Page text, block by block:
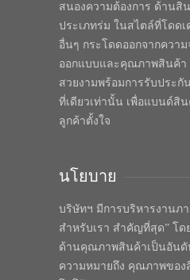
สนองความต้องการ ด้านสิ
ประเภทร่ม ในสไตล์ที่โดด
อื่นๆ กระโดดออกจากความ
ออกแบบและคุณภาพสินค้า
สวยงามพร้อมการรับประ
ที่เดียวเท่านั้น เพื่อแบนด์สิ
ลูกค้าตั้งใจ
นโยบาย
บริษัทฯ มีการบริหารงานภ
สำหรับเรา สำคัญที่สุด” โ
ด้านคุณภาพสินค้าเป็นอัน
ความหมายถึง คุณภาพขอ